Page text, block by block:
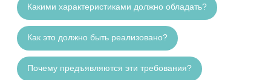
Какими характеристиками должно обладать?
Как это должно быть реализовано?
Почему предъявляются эти требования?